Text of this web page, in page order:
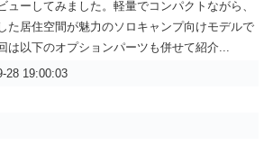
ューしてみました。軽量でコンパクトながら、
た居住空間が魅力のソロキャンプ向けモデルで
は以下のオプションパーツも併せて紹介...
28 19:00:03